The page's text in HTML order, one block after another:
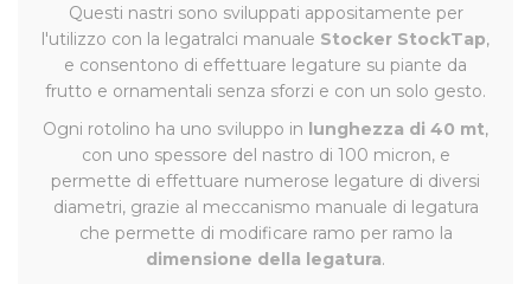
Questi nastri sono sviluppati appositamente per
l'utilizzo con la legatralci manuale Stocker StockTap,
e consentono di effettuare legature su piante da
frutto e ornamentali senza sforzi e con un solo gesto.
Ogni rotolino ha uno sviluppo in lunghezza di 40 mt,
con uno spessore del nastro di 100 micron, e
permette di effettuare numerose legature di diversi
diametri, grazie al meccanismo manuale di legatura
che permette di modificare ramo per ramo la
dimensione della legatura.